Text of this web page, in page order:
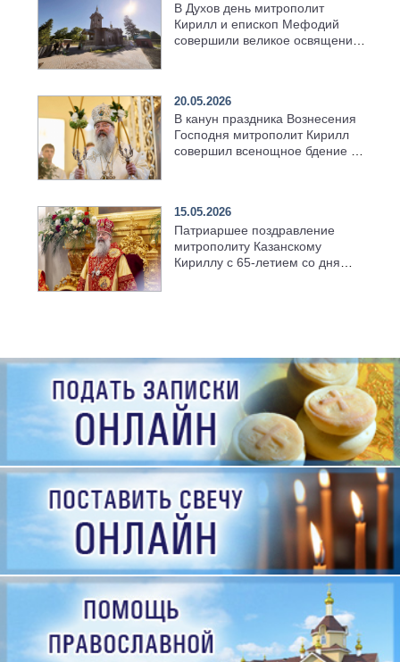
В Духов день митрополит
Кирилл и епископ Мефодий
совершили великое освящение
20.05.2026
В канун праздника Вознесения
Господня митрополит Кирилл
совершил всенощное бдение в
15.05.2026
Патриаршее поздравление
митрополиту Казанскому
Кириллу с 65-летием со дня